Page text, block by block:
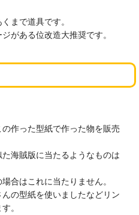
まで道具です。
がある位改造大推奨です。
作った型紙で作った物を販売
海賊版に当たるようなものは
合はこれに当たりません。
の型紙を使いましたなどリン
。